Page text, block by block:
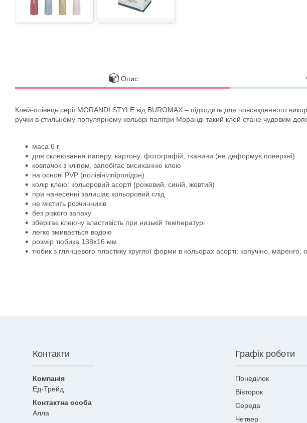
Опис
Клей-олівець серії MORANDI STYLE від BUROMAX – підходить для повсякденного
ручки в стильному популярному кольорі палітри Моранді такий клей стане чудовим
маса 6 г
для склеювання паперу, картону, фотографій, тканини (не деформує поверхні)
ковпачок з кліпом, запобігає висиханню клею
на основі PVР (полівінілпіролідон)
колір клею: кольоровий асорті (рожевий, синій, жовтий)
при нанесенні залишає кольоровий слід
не містить розчинників
без різкого запаху
зберігає клеючу властивість при низькій температурі
легко змивається водою
розмір тюбика 138х16 мм
тюбик з глянцевого пластику круглої форми в кольорах асорті: капучіно, маренго,
Контакти
Ед-Трейд
Алла
Графік роботи
Понеділок
Вівторок
Середа
Четвер